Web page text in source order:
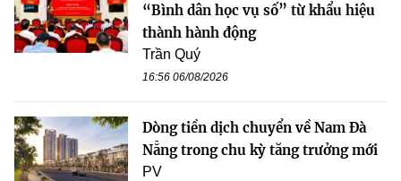
“Bình dân học vụ số” từ khẩu hiệu
thành hành động
Trần Quý
16:56 06/08/2026
Dòng tiền dịch chuyển về Nam Đà
Nẵng trong chu kỳ tăng trưởng mới
PV